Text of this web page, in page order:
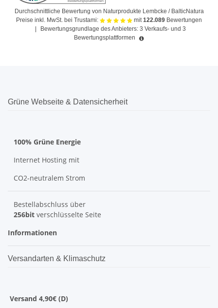
Durchschnittliche Bewertung von Naturprodukte Lembcke / BalticNatura
Preise inkl. MwSt. bei Trustami:
mit122.089 Bewertungen
Bewertungsgrundlage des Anbieters: 3 Verkaufs- und 3
Bewertungsplattformen
Grüne Webseite & Datensicherheit
100% Grüne Energie
Internet Hosting mit
CO2-neutralem Strom
Bestellabschluss über
256bit verschlüsselte Seite
Informationen
Versandarten & Klimaschutz
Versand 4,90€ (D)